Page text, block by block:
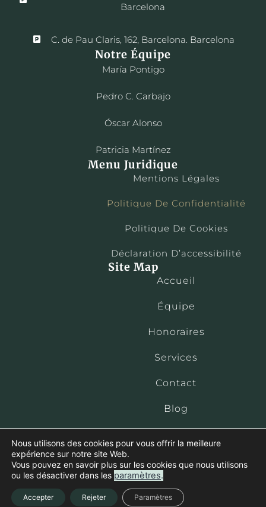
Barcelona
C. de Pau Claris, 162, Barcelona. Barcelona
Notre Équipe
María Pontigo
Pedro C. Carbajo
Óscar Alonso
Patricia Martínez
Menu Juridique
Mentions Légales
Politique De Confidentialité
Politique De Cookies
Déclaration D’accessibilité
Site Map
Accueil
Équipe
Honoraires
Services
Contact
Blog
Developed byLevenant
Nous utilisons des cookies pour vous offrir la meilleure
expérience sur notre site Web.
Vous pouvez en savoir plus sur les cookies que nous utilisons
ou les désactiver dans les paramètres.
Accepter Rejeter Paramètres